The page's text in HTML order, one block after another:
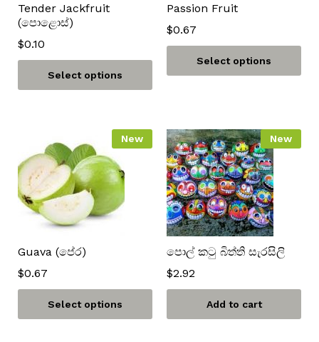
Tender Jackfruit
(පොළොස්)
$0.10
Select options
Passion Fruit
$0.67
Select options
New
Guava (පේර)
$0.67
Select options
New
පොල් කටු බිත්ති සැරසිලි
$2.92
Add to cart